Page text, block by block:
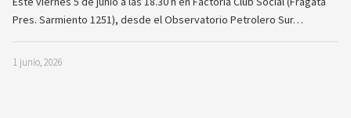
Pres. Sarmiento 1251), desde el Observatorio Petrolero Sur…
1 junio, 2026